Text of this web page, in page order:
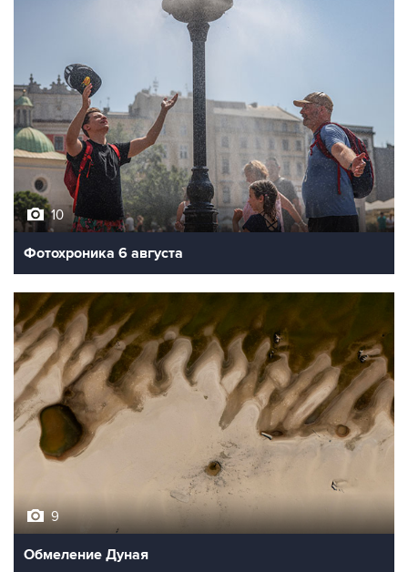
Фотохроника 6 августа
Обмеление Дуная